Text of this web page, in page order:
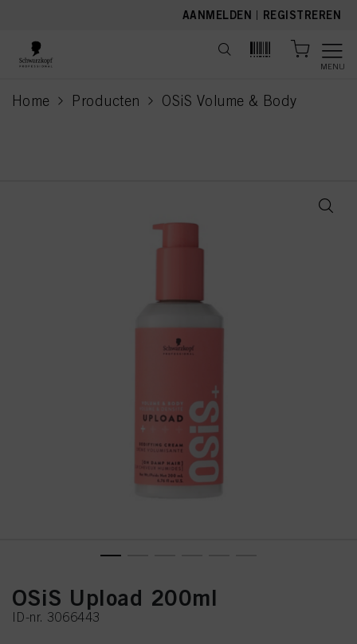
AANMELDEN | REGISTREREN
MENU
Home Producten OSiS Volume & Body
current page
OSiS Upload 200ml
ID-nr. 3066443